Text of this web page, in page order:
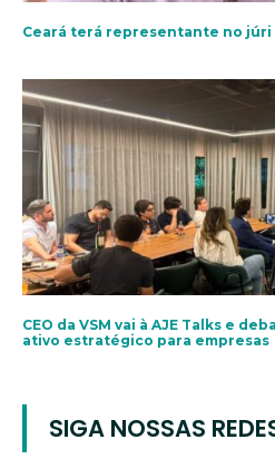
Ceará terá representante no júri
CEO da VSM vai à AJE Talks e
ativo estratégico para empresas
SIGA NOSSAS